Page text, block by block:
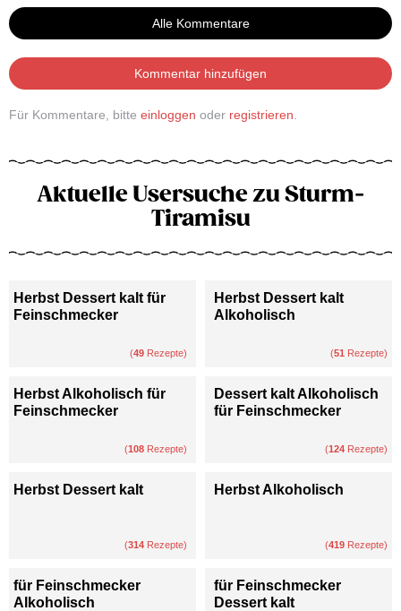
Alle Kommentare
Kommentar hinzufügen
Für Kommentare, bitte einloggen oder registrieren
Aktuelle Usersuche zu Sturm-
Tiramisu
Herbst Dessert kalt für
Feinschmecker
(49 Rezepte)
Herbst Dessert kalt
Alkoholisch
(51 Rezepte)
Herbst Alkoholisch für
Feinschmecker
(108 Rezepte)
Dessert kalt Alkoholisch
für Feinschmecker
(124 Rezepte)
Herbst Dessert kalt
(314 Rezepte)
Herbst Alkoholisch
(419 Rezepte)
für Feinschmecker
Alkoholisch
für Feinschmecker
Dessert kalt